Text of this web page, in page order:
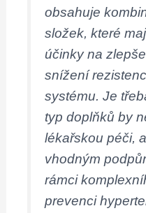
obsahuje
složek, které
účinky na
snížení
systému. Je
typ doplňků by
lékařskou péči,
vhodným
rámci
prevenci